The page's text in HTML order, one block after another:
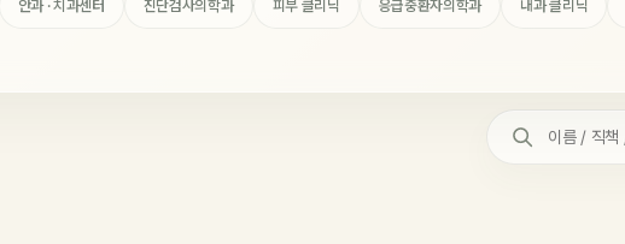
안과 · 치과센터 진단검사의학과 피부 클리닉 응급중환자의학과 내과 클리닉